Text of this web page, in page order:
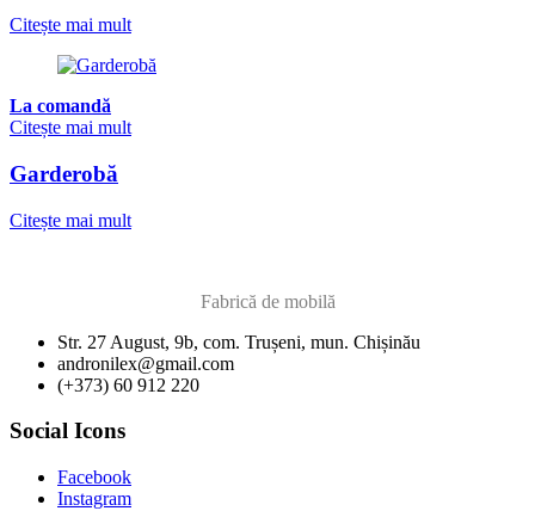
Citește mai mult
La comandă
Citește mai mult
Garderobă
Citește mai mult
Fabrică de mobilă
Str. 27 August, 9b, com. Trușeni, mun. Chișinău
andronilex@gmail.com
(+373) 60 912 220
Social Icons
Facebook
Instagram